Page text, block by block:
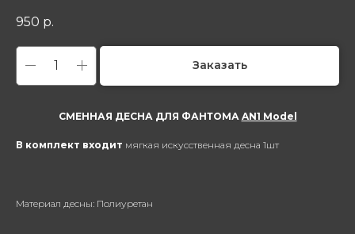
950 р.
Заказать
СМЕННАЯ ДЕСНА ДЛЯ ФАНТОМА AN1 Model
В комплект входит мягкая искусственная десна 1шт
Материал десны: Полиуретан